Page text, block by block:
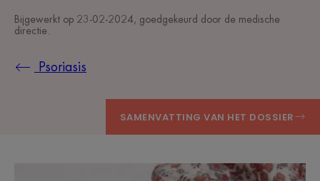
Bijgewerkt op 23-02-2024, goedgekeurd door de medische
directie
Psoriasis
SAMENVATTING VAN HET DOSSIER